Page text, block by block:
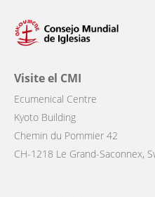
Visite el CMI
Ecumenical Centre
Kyoto Building
Chemin du Pommier 42
CH-1218 Le Grand-Saconnex,